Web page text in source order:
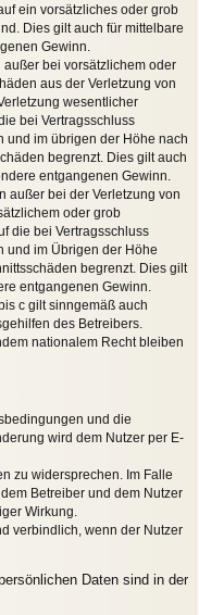
ein vorsätzliches oder grob
Dies gilt auch für mittelbare
Gewinn.
bei vorsätzlichem oder
aus der Verletzung von
wesentlicher
bei Vertragsschluss
und im übrigen der Höhe nach
begrenzt. Dies gilt auch
entgangenen Gewinn.
außer bei der Verletzung von
oder grob
die bei Vertragsschluss
und im Übrigen der Höhe
begrenzt. Dies gilt
entgangenen Gewinn.
c gilt sinngemäß auch
des Betreibers.
nationalem Recht bleiben
und die
wird dem Nutzer per E-
zu widersprechen. Im Falle
Betreiber und dem Nutzer
Wirkung.
verbindlich, wenn der Nutzer
Daten sind in der